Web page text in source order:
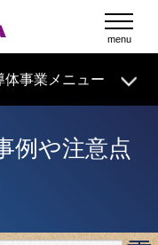
体事業メニュー
例や注意点